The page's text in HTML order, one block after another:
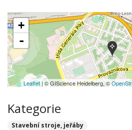
+
-
Leaflet| © GIScience Heidelberg, ©
Kategorie
Stavební stroje, jeřáby